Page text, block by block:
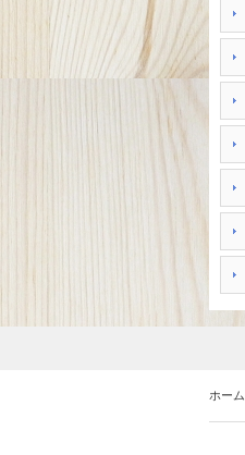
ホーム